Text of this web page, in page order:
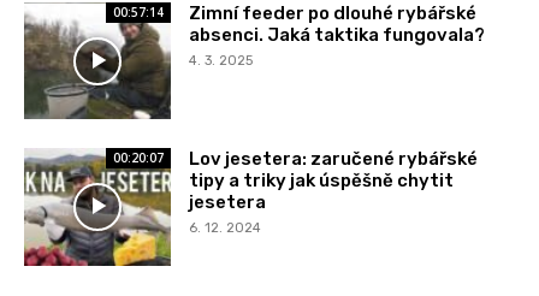
00:57:14
Zimní feeder po dlouhé rybářské
absenci. Jaká taktika fungovala?
4. 3. 2025
00:20:07
Lov jesetera: zaručené rybářské
tipy a triky jak úspěšně chytit
jesetera
6. 12. 2024